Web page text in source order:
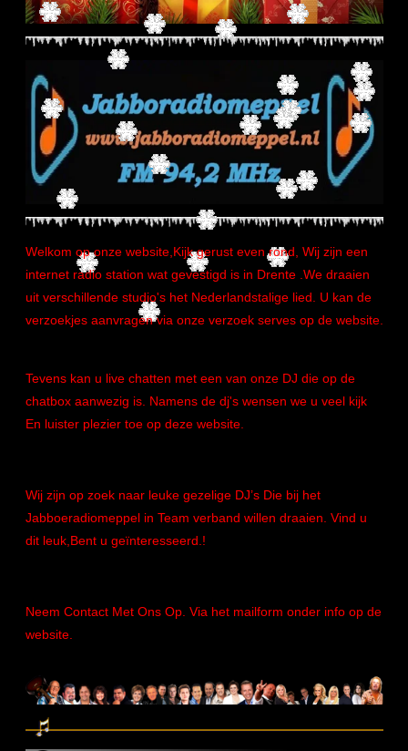
Welkom op onze website,Kijk gerust even rond, Wij zijn een
internet radio station wat gevestigd is in Drente .We draaien
uit verschillende studio's het Nederlandstalige lied. U kan de
verzoekjes aanvragen via onze verzoek serves op de website.
Tevens kan u live chatten met een van onze DJ die op de
chatbox aanwezig is. Namens de dj's wensen we u veel kijk
En luister plezier toe op deze website.
Wij zijn op zoek naar leuke gezelige DJ’s Die bij het
Jabboeradiomeppel in Team verband willen draaien. Vind u
dit leuk,Bent u geïnteresseerd.!
Neem Contact Met Ons Op. Via het mailform onder info op de
website.